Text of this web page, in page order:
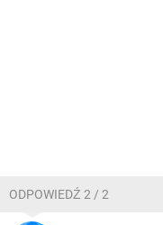
ODPOWIEDŹ 2 / 2